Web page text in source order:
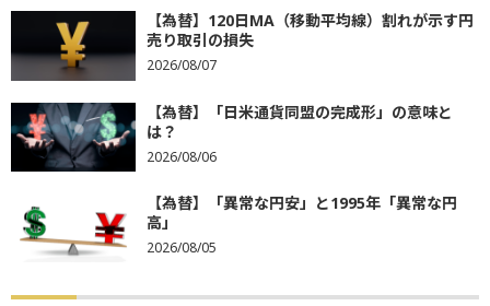
【為替】120日MA（移動平均線）割れが示す円
売り取引の損失
2026/08/07
【為替】「日米通貨同盟の完成形」の意味と
は？
2026/08/06
【為替】「異常な円安」と1995年「異常な円
高」
2026/08/05